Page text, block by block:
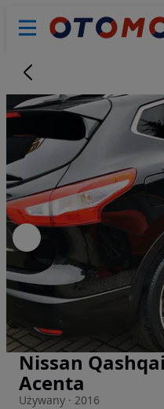
Zdjęcie 1 z 17
Nissan
Acenta
Używany · 2016